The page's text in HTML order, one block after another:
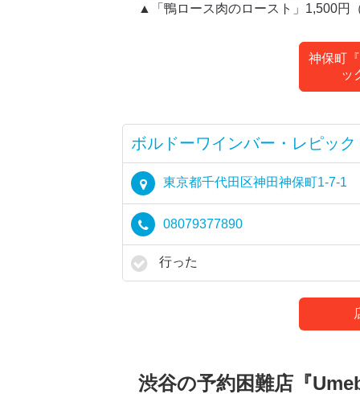
▲「鴨ロース肉のロースト」1,500円
神保町
ッ
ボルドーワインバー・レピック
東京都千代田区神田神保町1-7-1
08079377890
行った
渋谷の予約困難店『